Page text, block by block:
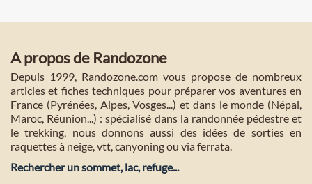
A propos de Randozone
Depuis 1999, Randozone.com vous propose de nombreux
articles et fiches techniques pour préparer vos aventures en
France (Pyrénées, Alpes, Vosges...) et dans le monde (Népal,
Maroc, Réunion...) : spécialisé dans la randonnée pédestre et
le trekking, nous donnons aussi des idées de sorties en
raquettes à neige, vtt, canyoning ou via ferrata.
Rechercher un sommet, lac, refuge...